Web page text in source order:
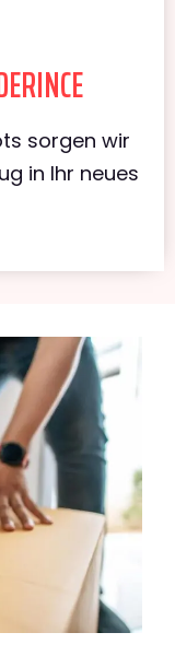
sorgen wir
in Ihr neues